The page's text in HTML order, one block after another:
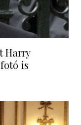
Harry
is